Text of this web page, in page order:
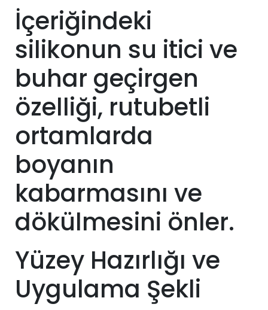
İçeriğindeki
silikonun su itici ve
buhar geçirgen
özelliği, rutubetli
ortamlarda
boyanın
kabarmasını ve
dökülmesini önler.
Yüzey Hazırlığı ve
Uygulama Şekli